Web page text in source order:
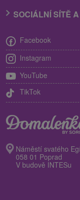
SOCIÁLNÍ SÍTĚ
Facebook
Instagram
YouTube
TikTok
Náměstí svatého
058 01 Poprad
V budově INTESu